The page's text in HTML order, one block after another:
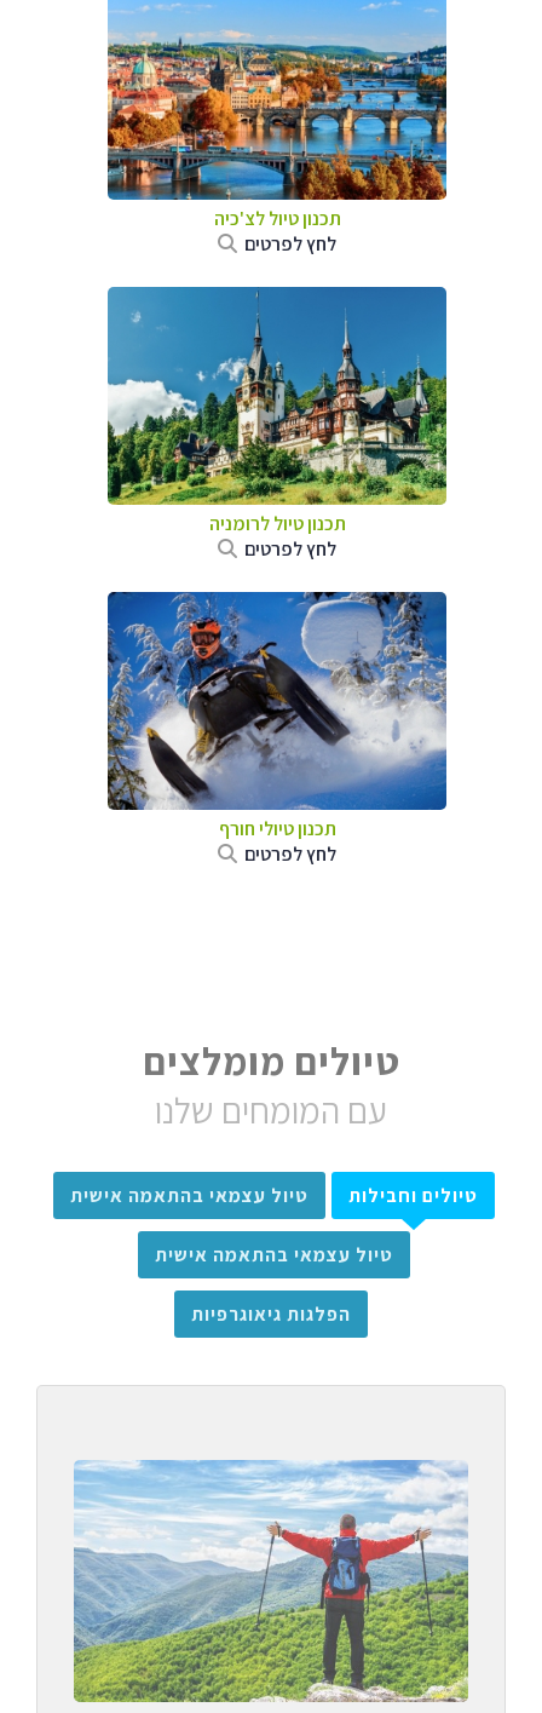
תכנון טיול לצ'כיה
לחץ לפרטים
תכנון טיול לרומניה
לחץ לפרטים
תכנון טיולי חורף
לחץ לפרטים
טיולים מומלצים
עם המומחים שלנו
טיולים וחבילות טיול עצמאי בהתאמה אישית
טיול עצמאי בהתאמה אישית
הפלגות גיאוגרפיות